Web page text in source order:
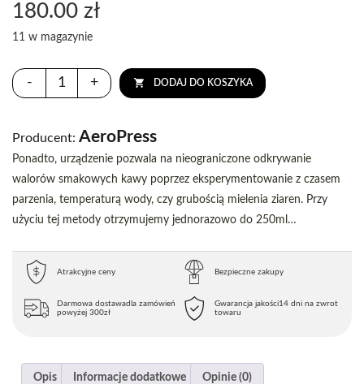
180.00 zł
11 w magazynie
- + DODAJ DO KOSZYKA
Producent: AeroPress
Ponadto, urządzenie pozwala na nieograniczone odkrywanie
walorów smakowych kawy poprzez eksperymentowanie z czasem
parzenia, temperaturą wody, czy grubością mielenia ziaren. Przy
użyciu tej metody otrzymujemy jednorazowo do 250ml…
Atrakcyjne ceny Bezpieczne zakupy
Darmowa dostawadla zamówień
powyżej 300zł
Gwarancja jakości14 dni na zwrot
towaru
Opis Informacje dodatkowe Opinie (0)